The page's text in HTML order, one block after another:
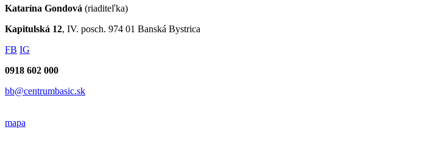
Katarína Gondová (riaditeľka)
Kapitulská 12, IV. posch. 974 01 Banská Bystrica
FB IG
0918 602 000
bb@centrumbasic.sk
mapa